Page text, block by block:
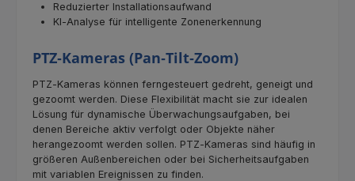
Reduzierter Installationsaufwand
KI‑Analyse für intelligente Zonenerkennung
PTZ‑Kameras (Pan‑Tilt‑Zoom)
PTZ‑Kameras können ferngesteuert gedreht, geneigt und
gezoomt werden. Diese Flexibilität macht sie zur idealen
Lösung für dynamische Überwachungsaufgaben, bei
denen Bereiche aktiv verfolgt oder Objekte näher
herangezoomt werden sollen. PTZ‑Kameras sind häufig in
größeren Außenbereichen oder bei Sicherheitsaufgaben
mit variablen Ereignissen zu finden.